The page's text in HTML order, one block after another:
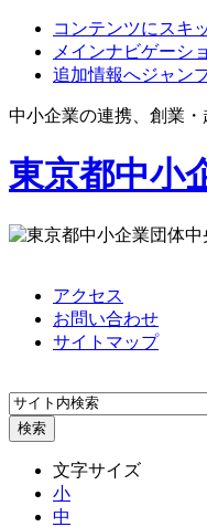
コンテンツにスキ
メインナビゲーシ
追加情報へジャン
中小企業の連携、創業・
東京都中小
アクセス
お問い合わせ
サイトマップ
文字サイズ
小
中